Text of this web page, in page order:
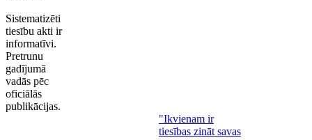
Sistematizēti
tiesību akti ir
informatīvi.
Pretrunu
gadījumā
vadās pēc
oficiālās
publikācijas.
"Ikvienam ir
tiesības zināt savas